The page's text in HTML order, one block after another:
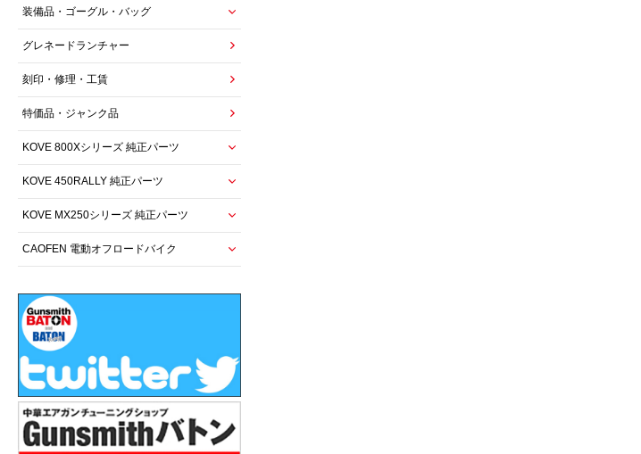
装備品・ゴーグル・バッグ
グレネードランチャー
刻印・修理・工賃
特価品・ジャンク品
KOVE 800Xシリーズ 純正パーツ
KOVE 450RALLY 純正パーツ
KOVE MX250シリーズ 純正パーツ
CAOFEN 電動オフロードバイク